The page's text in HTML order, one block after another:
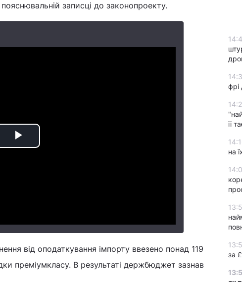
записці до законопроекту.
Play
від оподаткування імпорту ввезено понад 119
преміумкласу. В результаті держбюджет зазнав
фрі
її
на
за